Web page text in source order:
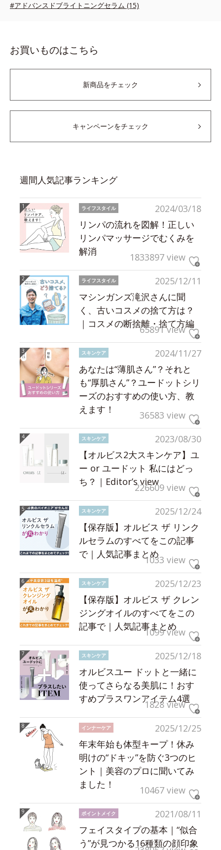
#アドバンスドブライトニングセラム (15)
お買いものはこちら
新商品をチェック
キャンペーンをチェック
週間人気記事ランキング
2024/03/18
ライフスタイル
リンパの流れを図解！正しい
リンパマッサージでむくみを
解消
1833897 view
2025/12/11
ライフスタイル
マシンガンズ滝沢さんに聞
く、古いコスメの捨て方は？
｜コスメの断捨離・捨て方編
65891 view
2024/11/27
スキンケア
あなたは“薄肌さん”？それと
も“厚肌さん”？ユードットシリ
ーズのおすすめの使い方、教
えます！
36583 view
2023/08/30
スキンケア
【オルビス2大スキンケア】ユ
ー or ユードット 私にはどっ
ち？｜Editor’s view226609 view
2025/12/24
スキンケア
【保存版】オルビス ザ リンク
ルセラムのすべてをこの記事
で｜人気記事まとめ1033 view
2025/12/23
スキンケア
【保存版】オルビス ザ クレン
ジングオイルのすべてをこの
記事で｜人気記事まとめ
1099 view
2025/12/18
スキンケア
オルビスユー ドットと一緒に
使ってさらなる美肌に！おす
すめプラスワンアイテム4選
1828 view
2025/12/25
インナーケア
年末年始も体型キープ！休み
明けの“ドキッ”を防ぐ3つのヒ
ント｜美容のプロに聞いてみ
ました！
10467 view
2021/08/11
ポイントメイク
フェイスタイプの基本｜“似合
う”が見つかる16種類の顔印象